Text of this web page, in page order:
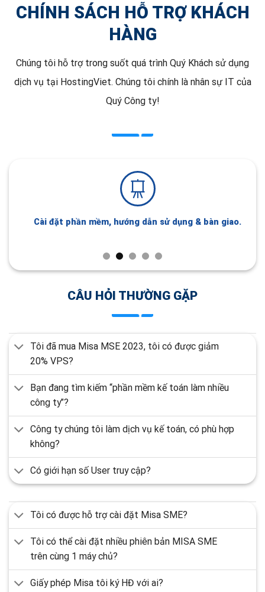
CHÍNH SÁCH HỖ TRỢ KHÁCH
HÀNG
Chúng tôi hỗ trợ trong suốt quá trình Quý Khách sử dụng
dịch vụ tại HostingViet. Chúng tôi chính là nhân sự IT của
Quý Công ty!
Cài đặt phần mềm, hướng dẫn sử dụng & bàn giao.
CÂU HỎI THƯỜNG GẶP
Tôi đã mua Misa MSE 2023, tôi có được giảm
20% VPS?
Bạn đang tìm kiếm “phần mềm kế toán làm nhiều
công ty”?
Công ty chúng tôi làm dịch vụ kế toán, có phù hợp
không?
Có giới hạn số User truy cập?
Tôi có được hỗ trợ cài đặt Misa SME?
Tôi có thể cài đặt nhiều phiên bản MISA SME
trên cùng 1 máy chủ?
Giấy phép Misa tôi ký HĐ với ai?